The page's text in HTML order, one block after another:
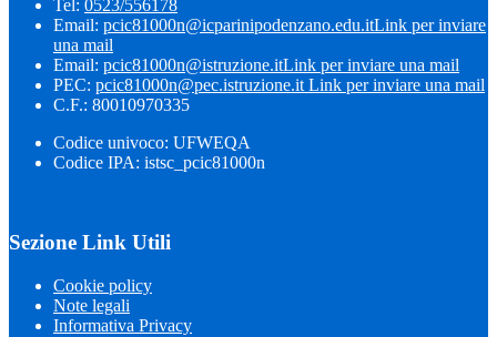
Tel: 0523/556178
Email: pcic81000n@icparinipodenzano.edu.itLink per inviare
una mail
Email: pcic81000n@istruzione.itLink per inviare una mail
PEC: pcic81000n@pec.istruzione.it Link per inviare una mail
C.F.: 80010970335
Codice univoco: UFWEQA
Codice IPA: istsc_pcic81000n
Sezione Link Utili
Cookie policy
Note legali
Informativa Privacy